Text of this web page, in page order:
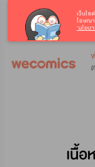
เว็บไซ
โฆษณ
‘นโยบ